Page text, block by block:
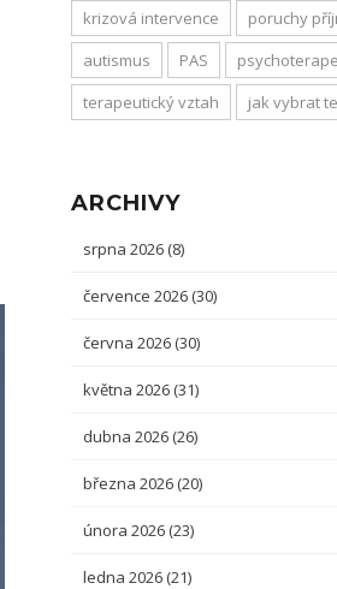
krizová intervence
poruchy
autismus
PAS
terapeutický vztah
jak vybrat
ARCHIVY
srpna 2026 (8)
července 2026 (30)
června 2026 (30)
května 2026 (31)
dubna 2026 (26)
března 2026 (20)
února 2026 (23)
ledna 2026 (21)